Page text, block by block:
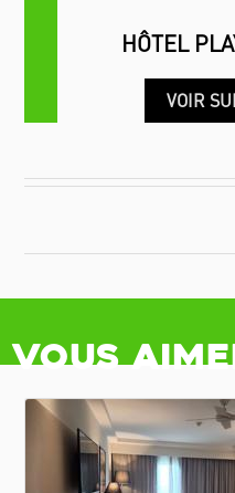
VOIR
Vous